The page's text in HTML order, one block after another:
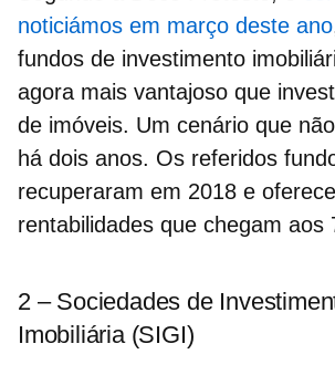
noticiámos em março deste ano
fundos de investimento
agora mais vantajoso que
de imóveis. Um cenário que
há dois anos. Os referidos
recuperaram em 2018 e
rentabilidades que chegam aos
2 – Sociedades de
Imobiliária (SIGI)